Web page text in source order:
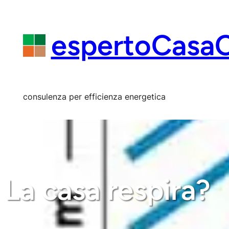
consulenza per efficienza energetica
La casa respira?